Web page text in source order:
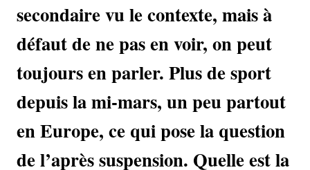
secondaire vu le contexte, mais à
défaut de ne pas en voir, on peut
toujours en parler. Plus de sport
depuis la mi-mars, un peu partout
en Europe, ce qui pose la question
de l’après suspension. Quelle est la